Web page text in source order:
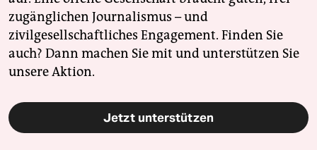
zugänglichen Journalismus – und
zivilgesellschaftliches Engagement. Finden Sie
auch? Dann machen Sie mit und unterstützen Sie
unsere Aktion.
Jetzt unterstützen